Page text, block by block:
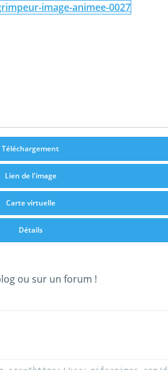
Téléchargement
Lien de l'image
Carte virtuelle
Détails
ou sur un forum !